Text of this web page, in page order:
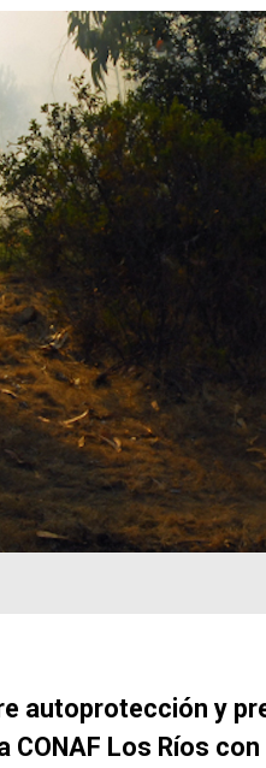
autoprotección y
Los Ríos